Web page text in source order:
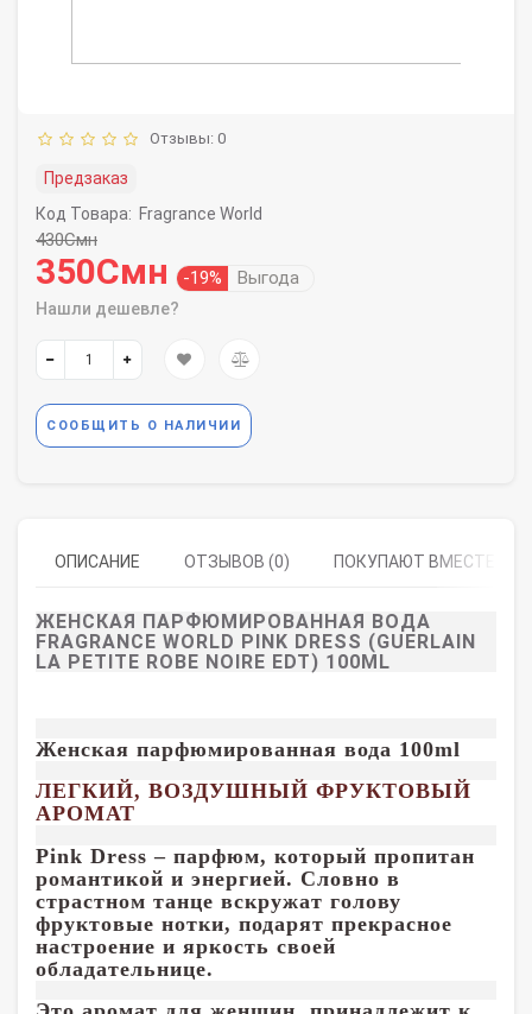
Отзывы: 0
Предзаказ
Код Товара: Fragrance World
430Смн
350Смн -19% Выгода
Нашли дешевле?
СООБЩИТЬ О НАЛИЧИИ
ОПИСАНИЕ ОТЗЫВОВ (0) ПОКУПАЮТ ВМЕСТЕ
ЖЕНСКАЯ ПАРФЮМИРОВАННАЯ ВОДА
FRAGRANCE WORLD PINK DRESS (GUERLAIN
LA PETITE ROBE NOIRE EDT) 100ML
Женская парфюмированная вода 100ml
ЛЕГКИЙ, ВОЗДУШНЫЙ ФРУКТОВЫЙ
АРОМАТ
Pink Dress – парфюм, который пропитан
романтикой и энергией. Словно в
страстном танце вскружат голову
фруктовые нотки, подарят прекрасное
настроение и яркость своей
обладательнице.